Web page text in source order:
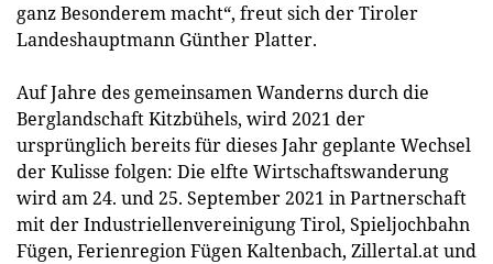
ganz Besonderem macht“, freut sich der Tiroler
Landeshauptmann Günther Platter.
Auf Jahre des gemeinsamen Wanderns durch die
Berglandschaft Kitzbühels, wird 2021 der
ursprünglich bereits für dieses Jahr geplante Wechsel
der Kulisse folgen: Die elfte Wirtschaftswanderung
wird am 24. und 25. September 2021 in Partnerschaft
mit der Industriellenvereinigung Tirol, Spieljochbahn
Fügen, Ferienregion Fügen Kaltenbach, Zillertal.at und